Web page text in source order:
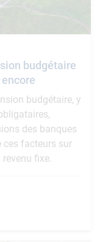
budgétaire
budgétaire, y
des banques
ces facteurs sur
fixe.